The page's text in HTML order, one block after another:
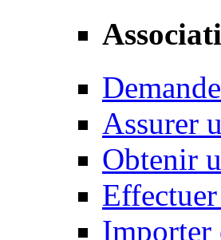
Assurer
Obtenir
Importer